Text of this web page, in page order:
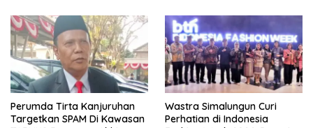
Mendatang
Perumda Tirta Kanjuruhan
Targetkan SPAM Di Kawasan
Wastra Simalungun Curi
Perhatian di Indonesia